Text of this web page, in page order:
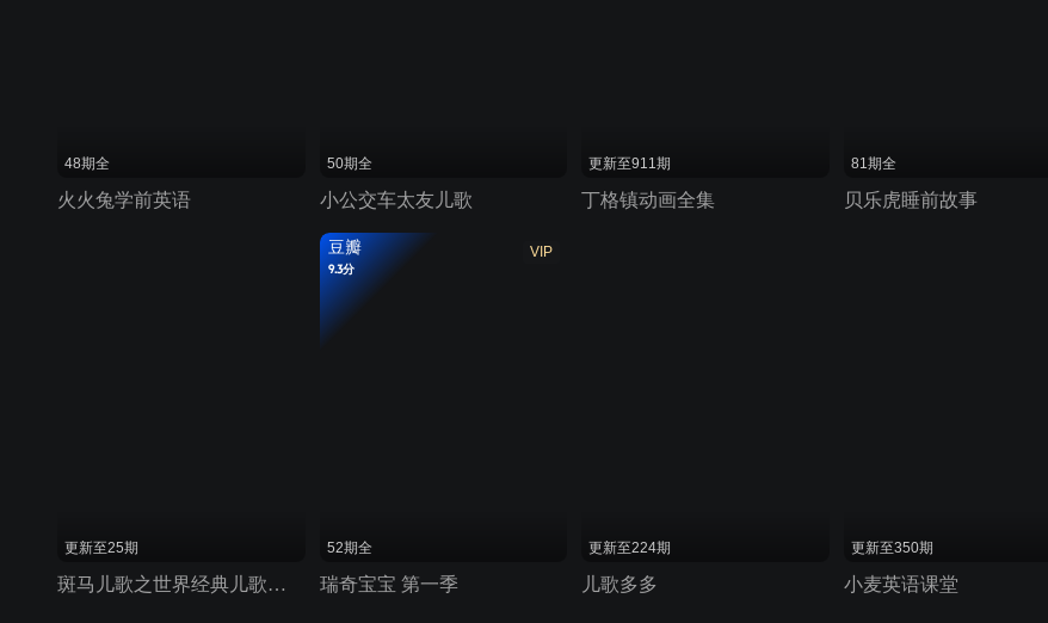
48期全
火火兔学前英语
50期全
小公交车太友儿歌
更新至911期
丁格镇动画全集
81期全
贝乐虎睡前故事
更新至25期
斑马儿歌之世界经典儿歌系列
VIP
豆瓣
9.3分
52期全
瑞奇宝宝 第一季
更新至224期
儿歌多多
更新至350期
小麦英语课堂